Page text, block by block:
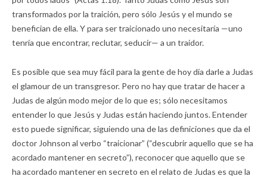
transformados por la traición, pero sólo Jesús y el mundo se
benefician de ella. Y para ser traicionado uno necesitaría —uno
tenría que encontrar, reclutar, seducir— a un traidor.
Es posible que sea muy fácil para la gente de hoy día darle a Judas
el glamour de un transgresor. Pero no hay que tratar de hacer a
Judas de algún modo mejor de lo que es; sólo necesitamos
entender lo que Jesús y Judas están haciendo juntos. Entender
esto puede significar, siguiendo una de las definiciones que da el
doctor Johnson al verbo “traicionar” (“descubrir aquello que se ha
acordado mantener en secreto”), reconocer que aquello que se
ha acordado mantener en secreto en el relato de Judas es que la